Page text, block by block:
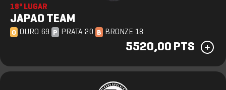
18º LUGAR
JAPAO TEAM
O OURO 69 P PRATA 20 B BRONZE 18
5520,00 PTS